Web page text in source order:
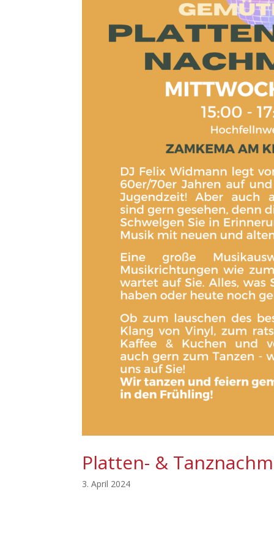
Platten- &
3. April 2024